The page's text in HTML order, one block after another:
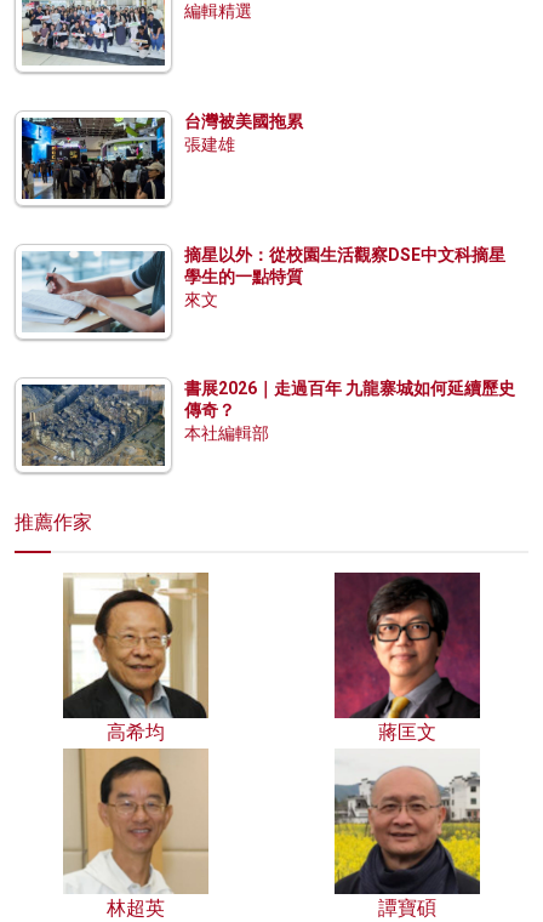
編輯精選
台灣被美國拖累
張建雄
摘星以外：從校園生活觀察DSE中文科摘星
學生的一點特質
來文
書展2026｜走過百年 九龍寨城如何延續歷史
傳奇？
本社編輯部
推薦作家
高希均 蔣匡文
林超英 譚寶碩